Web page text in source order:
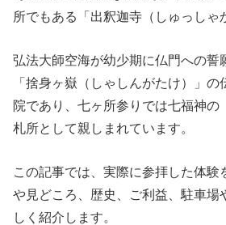
所でもある「出釈迦寺（しゅっしゃ
弘法大師空海が幼少期に仏門への誓
「捨身ヶ嶽（しゃしんがたけ）」
院であり、七ヶ所参りでは七福神の
札所として親しまれています。
この記事では、実際に参拝した体験
や見どころ、歴史、ご利益、駐車場
しく紹介します。